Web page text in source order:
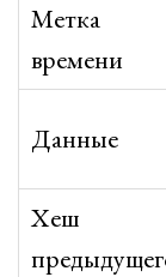
Метка
времени
Данные
Хеш